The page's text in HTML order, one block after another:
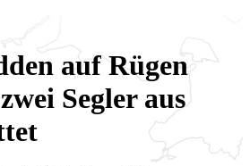
auf Rügen
Segler aus